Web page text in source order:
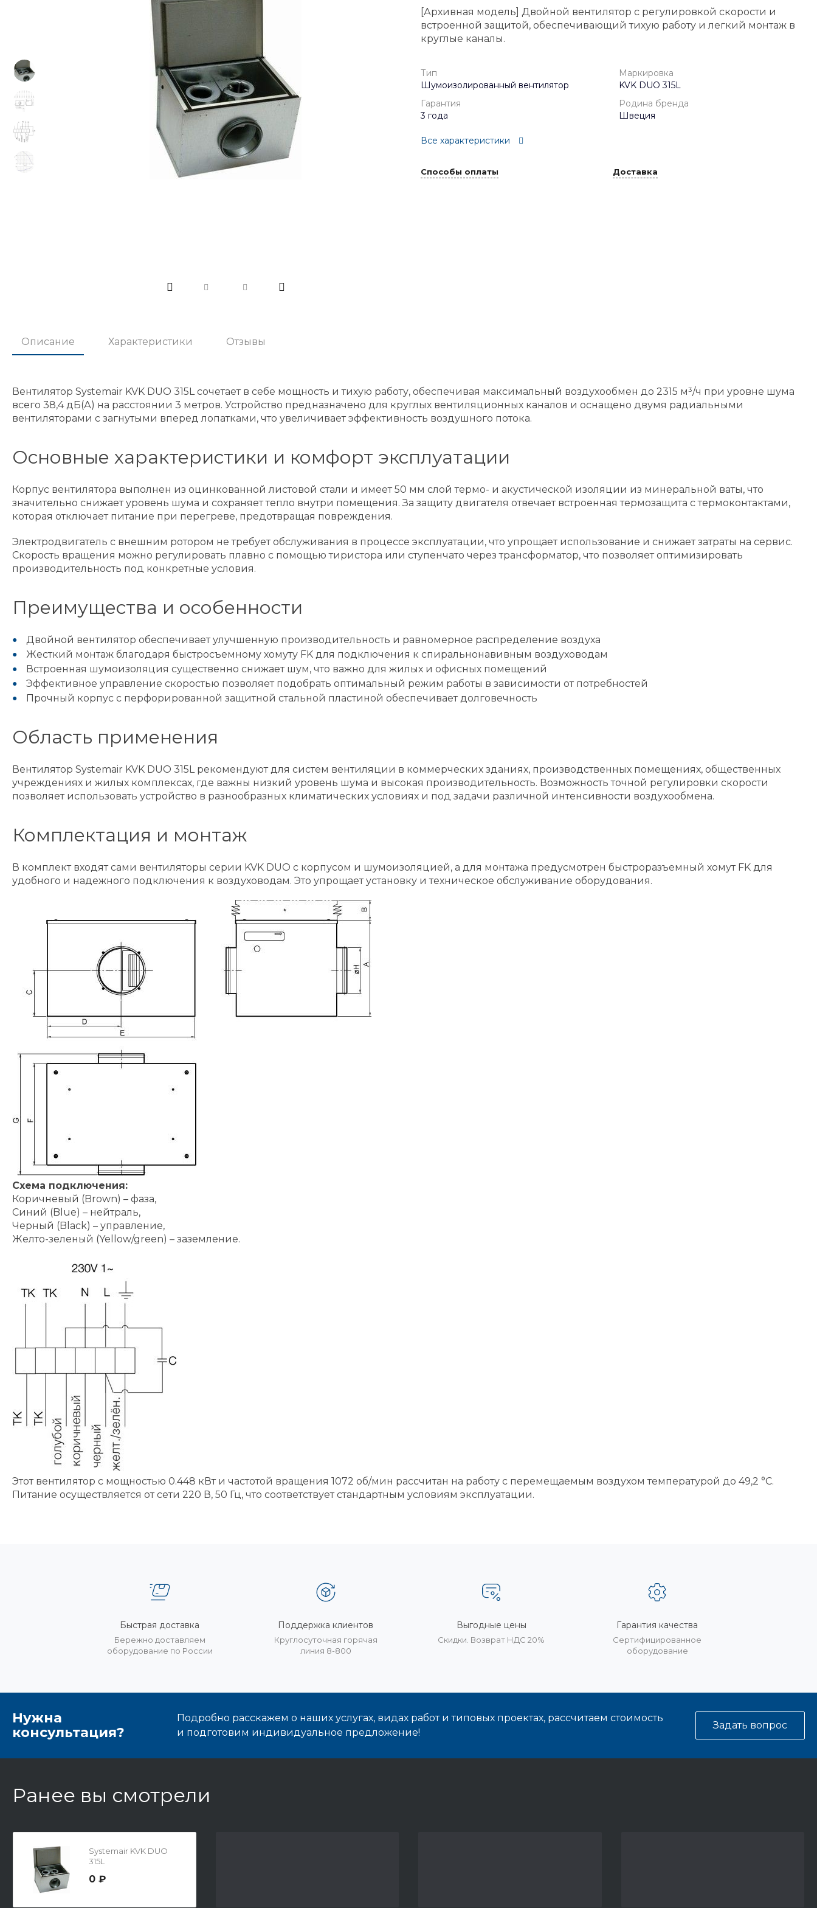
[Архивная модель] Двойной вентилятор с регулировкой скорости и
встроенной защитой, обеспечивающий тихую работу и легкий монтаж в
круглые каналы.
Тип
Шумоизолированный вентилятор
Маркировка
KVK DUO 315L
Гарантия
3 года
Родина бренда
Швеция
Все характеристики
Способы оплаты Доставка
Описание Характеристики Отзывы
Вентилятор Systemair KVK DUO 315L сочетает в себе мощность и тихую работу, обеспечивая максимальный воздухообмен до 2315 м³/ч при уровне шума
всего 38,4 дБ(А) на расстоянии 3 метров. Устройство предназначено для круглых вентиляционных каналов и оснащено двумя радиальными
вентиляторами с загнутыми вперед лопатками, что увеличивает эффективность воздушного потока.
Основные характеристики и комфорт эксплуатации
Корпус вентилятора выполнен из оцинкованной листовой стали и имеет 50 мм слой термо- и акустической изоляции из минеральной ваты, что
значительно снижает уровень шума и сохраняет тепло внутри помещения. За защиту двигателя отвечает встроенная термозащита с термоконтактами,
которая отключает питание при перегреве, предотвращая повреждения.
Электродвигатель с внешним ротором не требует обслуживания в процессе эксплуатации, что упрощает использование и снижает затраты на сервис.
Скорость вращения можно регулировать плавно с помощью тиристора или ступенчато через трансформатор, что позволяет оптимизировать
производительность под конкретные условия.
Преимущества и особенности
Двойной вентилятор обеспечивает улучшенную производительность и равномерное распределение воздуха
Жесткий монтаж благодаря быстросъемному хомуту FK для подключения к спиральнонавивным воздуховодам
Встроенная шумоизоляция существенно снижает шум, что важно для жилых и офисных помещений
Эффективное управление скоростью позволяет подобрать оптимальный режим работы в зависимости от потребностей
Прочный корпус с перфорированной защитной стальной пластиной обеспечивает долговечность
Область применения
Вентилятор Systemair KVK DUO 315L рекомендуют для систем вентиляции в коммерческих зданиях, производственных помещениях, общественных
учреждениях и жилых комплексах, где важны низкий уровень шума и высокая производительность. Возможность точной регулировки скорости
позволяет использовать устройство в разнообразных климатических условиях и под задачи различной интенсивности воздухообмена.
Комплектация и монтаж
В комплект входят сами вентиляторы серии KVK DUO с корпусом и шумоизоляцией, а для монтажа предусмотрен быстроразъемный хомут FK для
удобного и надежного подключения к воздуховодам. Это упрощает установку и техническое обслуживание оборудования.
Схема подключения:
Коричневый (Brown) – фаза,
Синий (Blue) – нейтраль,
Черный (Black) – управление,
Желто-зеленый (Yellow/green) – заземление.
Этот вентилятор с мощностью 0.448 кВт и частотой вращения 1072 об/мин рассчитан на работу с перемещаемым воздухом температурой до 49,2 °C.
Питание осуществляется от сети 220 В, 50 Гц, что соответствует стандартным условиям эксплуатации.
Быстрая доставка
Бережно доставляем
оборудование по России
Поддержка клиентов
Круглосуточная горячая
линия 8-800
Выгодные цены
Скидки. Возврат НДС 20%
Гарантия качества
Сертифицированное
оборудование
Нужна
консультация?
Подробно расскажем о наших услугах, видах работ и типовых проектах, рассчитаем стоимость
и подготовим индивидуальное предложение!
Задать вопрос
Ранее вы смотрели
Systemair KVK DUO
315L
0 ₽